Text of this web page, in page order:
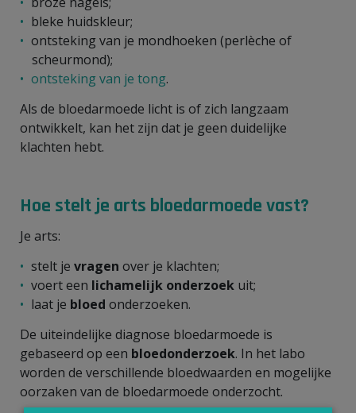
bleke huidskleur;
ontsteking van je mondhoeken (perlèche of
scheurmond);
ontsteking van je tong.
Als de bloedarmoede licht is of zich langzaam
ontwikkelt, kan het zijn dat je geen duidelijke
klachten hebt.
Hoe stelt je arts bloedarmoede vast?
Je arts:
stelt je vragen over je klachten;
voert een lichamelijk onderzoek uit;
laat je bloed onderzoeken.
De uiteindelijke diagnose bloedarmoede is
gebaseerd op een bloedonderzoek. In het labo
worden de verschillende bloedwaarden en mogelijke
oorzaken van de bloedarmoede onderzocht.